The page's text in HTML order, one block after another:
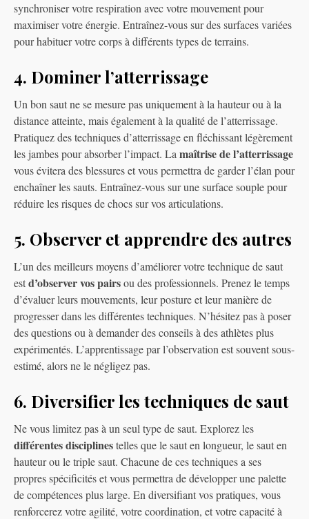
synchroniser votre respiration avec votre mouvement pour
maximiser votre énergie. Entraînez-vous sur des surfaces variées
pour habituer votre corps à différents types de terrains.
4. Dominer l’atterrissage
Un bon saut ne se mesure pas uniquement à la hauteur ou à la
distance atteinte, mais également à la qualité de l’atterrissage.
Pratiquez des techniques d’atterrissage en fléchissant légèrement
les jambes pour absorber l’impact. La maîtrise de l’atterrissage
vous évitera des blessures et vous permettra de garder l’élan pour
enchaîner les sauts. Entraînez-vous sur une surface souple pour
réduire les risques de chocs sur vos articulations.
5. Observer et apprendre des autres
L’un des meilleurs moyens d’améliorer votre technique de saut
estd’observer vos pairsou des professionnels. Prenez le temps
d’évaluer leurs mouvements, leur posture et leur manière de
progresser dans les différentes techniques. N’hésitez pas à poser
des questions ou à demander des conseils à des athlètes plus
expérimentés. L’apprentissage par l’observation est souvent sous-
estimé, alors ne le négligez pas.
6. Diversifier les techniques de saut
Ne vous limitez pas à un seul type de saut. Explorez les
différentes disciplinestelles que le saut en longueur, le saut en
hauteur ou le triple saut. Chacune de ces techniques a ses
propres spécificités et vous permettra de développer une palette
de compétences plus large. En diversifiant vos pratiques, vous
renforcerez votre agilité, votre coordination, et votre capacité à